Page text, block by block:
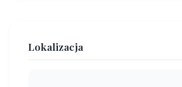
Lokalizacja